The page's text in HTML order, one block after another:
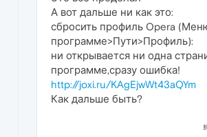
А вот дальше ни как это:
сбросить профиль Opera
программе>Пути>Профиль):
ни открывается ни одна
программе,сразу ошибка!
http://joxi.ru/KAgEjwWt43aQYm
Как дальше быть?